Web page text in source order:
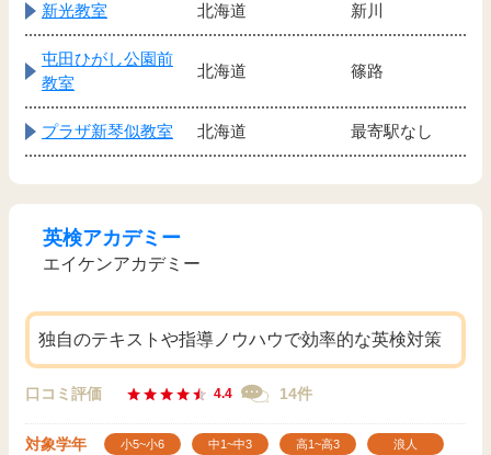
新光教室 北海道 新川
屯田ひがし公園前
教室
北海道 篠路
プラザ新琴似教室 北海道 最寄駅なし
英検アカデミー
エイケンアカデミー
独自のテキストや指導ノウハウで効率的な英検対策
口コミ評価 4.4 14件
対象学年 小5~小6 中1~中3 高1~高3 浪人